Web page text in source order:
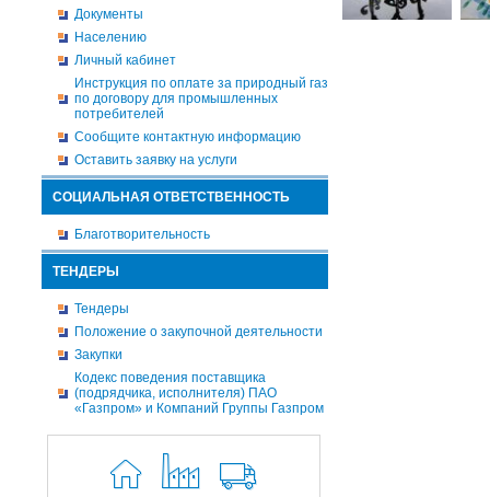
Документы
Населению
Личный кабинет
Инструкция по оплате за природный газ
по договору для промышленных
потребителей
Сообщите контактную информацию
Оставить заявку на услуги
СОЦИАЛЬНАЯ ОТВЕТСТВЕННОСТЬ
Благотворительность
ТЕНДЕРЫ
Тендеры
Положение о закупочной деятельности
Закупки
Кодекс поведения поставщика
(подрядчика, исполнителя) ПАО
«Газпром» и Компаний Группы Газпром